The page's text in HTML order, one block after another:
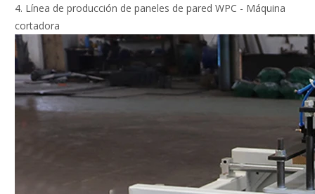
4. Línea de producción de paneles de pared WPC - Máquina
cortadora